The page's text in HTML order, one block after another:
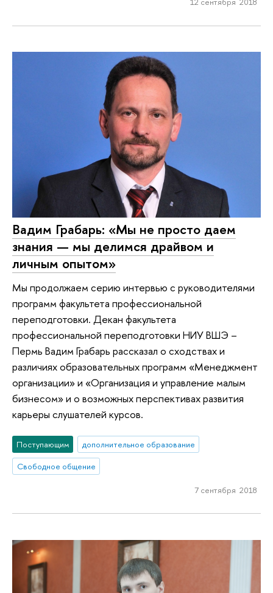
Вадим Грабарь: «Мы не просто даем
знания — мы делимся драйвом и
личным опытом»
Мы продолжаем серию интервью с руководителями
программ факультета профессиональной
переподготовки. Декан факультета
профессиональной переподготовки НИУ ВШЭ –
Пермь Вадим Грабарь рассказал о сходствах и
различиях образовательных программ «Менеджмент
организации» и «Организация и управление малым
бизнесом» и о возможных перспективах развития
карьеры слушателей курсов.
Поступающим
дополнительное образование
Свободное общение
7 сентября 2018